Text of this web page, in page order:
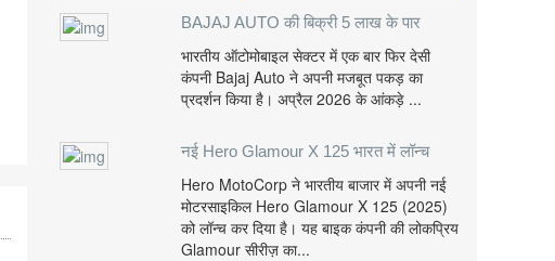
BAJAJ AUTO की बिक्री 5 लाख के पार
भारतीय ऑटोमोबाइल सेक्टर में एक बार फिर देसी
कंपनी Bajaj Auto ने अपनी मजबूत पकड़ का
प्रदर्शन किया है। अप्रैल 2026 के आंकड़े ...
नई Hero Glamour X 125 भारत में लॉन्च
Hero MotoCorp ने भारतीय बाजार में अपनी नई
मोटरसाइकिल Hero Glamour X 125 (2025)
को लॉन्च कर दिया है। यह बाइक कंपनी की लोकप्रिय
Glamour सीरीज़ का...